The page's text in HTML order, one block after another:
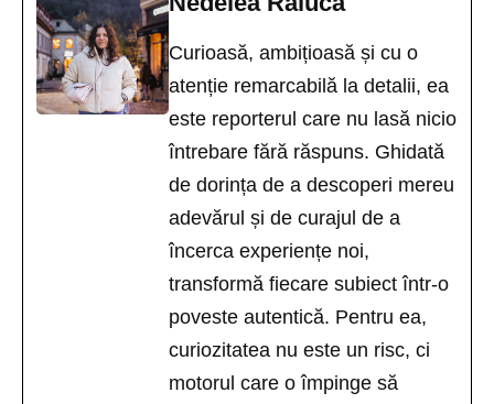
Curioasă, ambițioasă și cu o
atenție remarcabilă la detalii, ea
este reporterul care nu lasă nicio
întrebare fără răspuns. Ghidată
de dorința de a descoperi mereu
adevărul și de curajul de a
încerca experiențe noi,
transformă fiecare subiect într-o
poveste autentică. Pentru ea,
curiozitatea nu este un risc, ci
motorul care o împinge să